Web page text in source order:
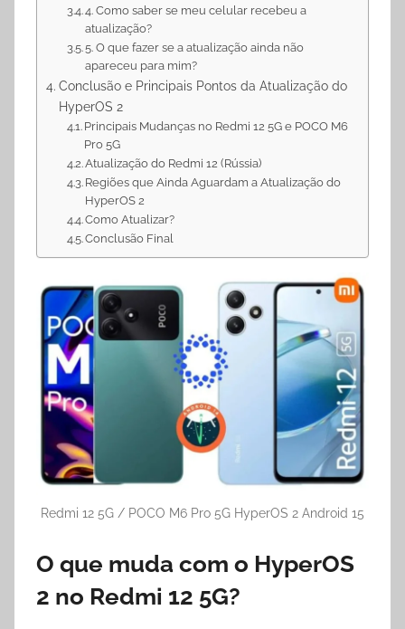
4. Como saber se meu celular recebeu a
atualização?
5. O que fazer se a atualização ainda não
apareceu para mim?
Conclusão e Principais Pontos da Atualização do
HyperOS 2
Principais Mudanças no Redmi 12 5G e POCO M6
Pro 5G
Atualização do Redmi 12 (Rússia)
Regiões que Ainda Aguardam a Atualização do
HyperOS 2
Como Atualizar?
Conclusão Final
Redmi 12 5G / POCO M6 Pro 5G HyperOS 2 Android 15
O que muda com o HyperOS
2 no Redmi 12 5G?